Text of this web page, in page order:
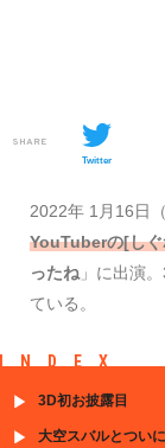
SHARE
Twitter
​​2022年 1月16日（
YouTuberの[し
ったね 」に出演
ている。
INDEX
3D初お披露目
大空スバルとつい